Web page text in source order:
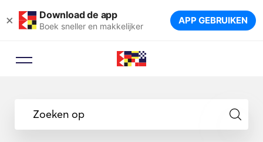
× Download de app
Boek sneller en makkelijker APP GEBRUIKEN
Zoeken op